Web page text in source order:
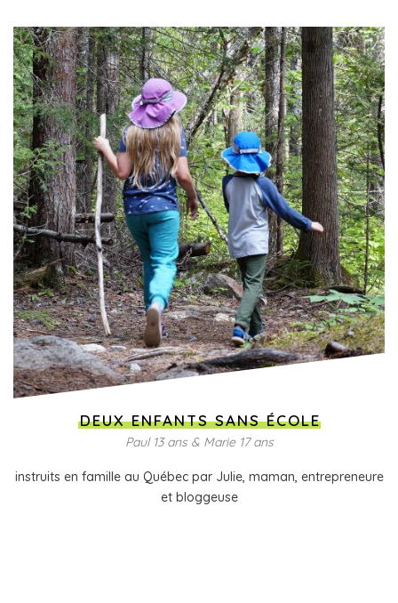
DEUX ENFANTS SANS ÉCOLE
Paul 13 ans & Marie 17 ans
instruits en famille au Québec par Julie, maman, entrepreneure
et bloggeuse